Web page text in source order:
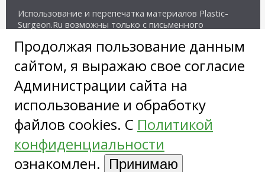
Продолжая пользование данным
сайтом, я выражаю свое согласие
Администрации сайта на
использование и обработку
файлов cookies. С Политикой
конфиденциальности
ознакомлен.
Использование и перепечатка материалов Plastic-
Surgeon.Ru возможны только с письменного
активной ссылки на источник.